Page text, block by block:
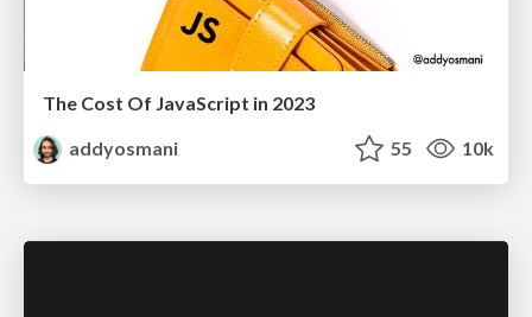
The Cost Of JavaScript in 2023
addyosmani
55 10k